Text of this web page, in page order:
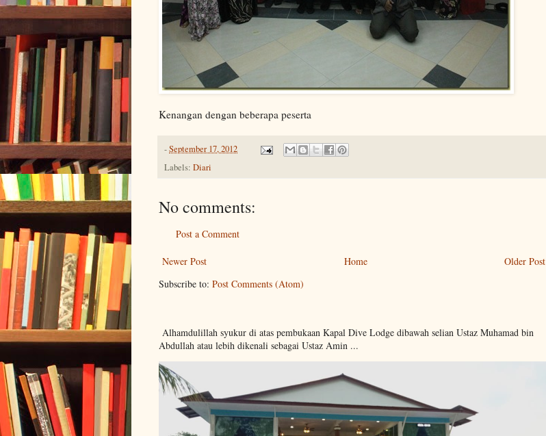
Kenangan dengan beberapa peserta
-September 17, 2012
Labels: Diari
No comments:
Post a Comment
Newer Post Older Post
Home
Subscribe to: Post Comments (Atom)
Alhamdulillah syukur di atas pembukaan Kapal Dive Lodge dibawah selian Ustaz Muhamad bin
Abdullah atau lebih dikenali sebagai Ustaz Amin ...